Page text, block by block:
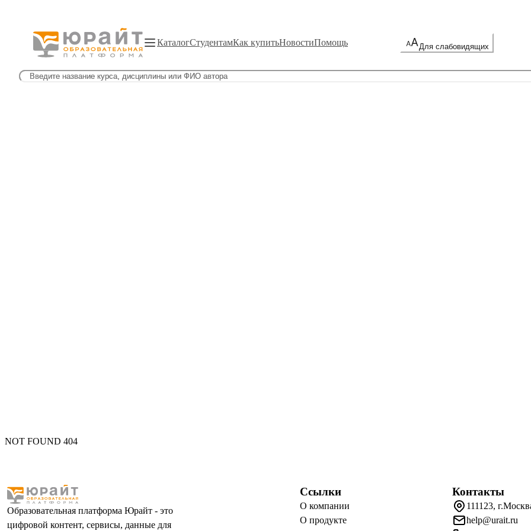
КаталогСтудентамКак купитьНовостиПомощь Для слабовидящих
NOT FOUND 404
Образовательная платформа Юрайт - это
цифровой контент, сервисы, данные для
Ссылки
О компании
О продукте
Контакты
111123,
help@urait.ru